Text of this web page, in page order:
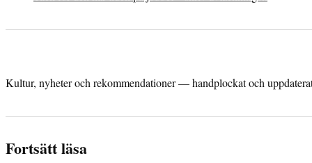
Kultur, nyheter och rekommendationer — handplockat och
Fortsätt läsa